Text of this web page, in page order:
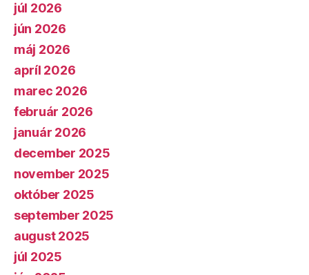
júl 2026
jún 2026
máj 2026
apríl 2026
marec 2026
február 2026
január 2026
december 2025
november 2025
október 2025
september 2025
august 2025
júl 2025